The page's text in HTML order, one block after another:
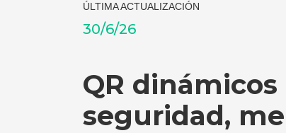
ÚLTIMA ACTUALIZACIÓN
30/6/26
QR
seguridad,